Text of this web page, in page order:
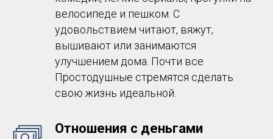
велосипеде и пешком. С
удовольствием читают, вяжут,
вышивают или занимаются
улучшением дома. Почти все
Простодушные стремятся сделать
свою жизнь идеальной.
Отношения с деньгами